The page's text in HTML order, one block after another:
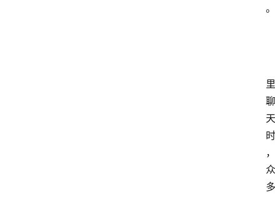
。
里
聊
天
时
，
众
多